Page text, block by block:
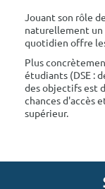
Jouant son rôle
naturellement un
quotidien offre
Plus
étudiants (DSE :
des objectifs est
chances d'accès
supérieur.